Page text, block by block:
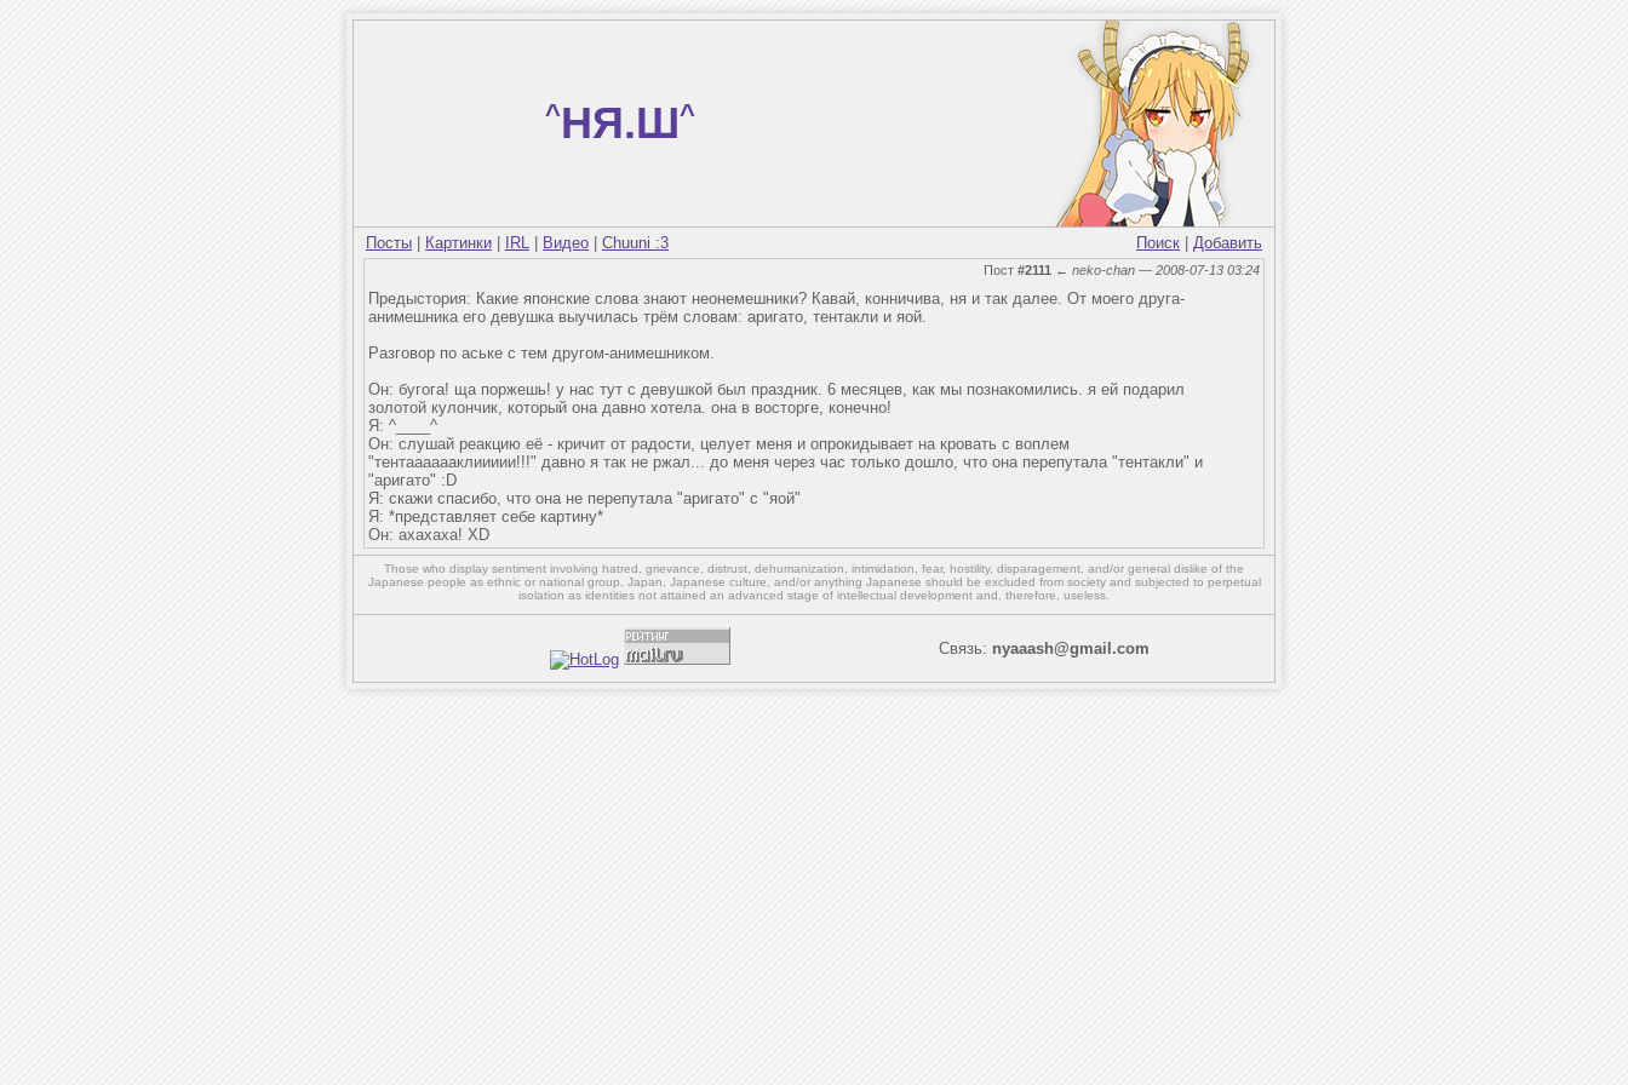
^НЯ.Ш^
Посты Картинки IRL Видео Chuuni :3 Поиск Добавить
Пост #2111 ← neko-chan — 2008-07-13 03:24
Предыстория: Какие японские слова знают неонемешники? Кавай, конничива, ня и так далее. От моего друга-
анимешника его девушка выучилась трём словам: аригато, тентакли и яой.
Разговор по аське с тем другом-анимешником.
Он: бугога! ща поржешь! у нас тут с девушкой был праздник. 6 месяцев, как мы познакомились. я ей подарил
золотой кулончик, который она давно хотела. она в восторге, конечно!
Я: ^____^
Он: слушай реакцию её - кричит от радости, целует меня и опрокидывает на кровать с воплем
"тентааааааклиииии!!!" давно я так не ржал... до меня через час только дошло, что она перепутала "тентакли" и
"аригато" :D
Я: скажи спасибо, что она не перепутала "аригато" с "яой"
Я: *представляет себе картину*
Он: ахахаха! XD
Those who display sentiment involving hatred, grievance, distrust, dehumanization, intimidation, fear, hostility, disparagement, and/or general dislike of the
Japanese people as ethnic or national group, Japan, Japanese culture, and/oranything Japanese should be excluded from society and subjected to perpetual
isolation as identities not attained an advanced stage of intellectual development and, therefore, useless.
Связь: nyaaash@gmail.com